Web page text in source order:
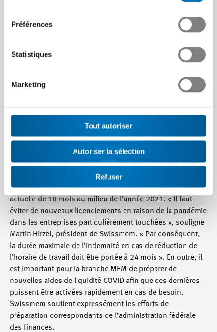
Préférences
Statistiques
Marketing
Tout autoriser
Autoriser la sélection
Refuser
d’une capacité de test suffisante et des certificats de
international. Ce n’est qu’ainsi que les techniciens, le
nouveau. Ceci est une approche décisive car l’industrie
chômage partiel à 24 mois
Compte tenu de la faible demande de biens d’équipement
global déjà à un bas niveau avant même la pandémie,
certaines entreprises MEM ont été obligées d’avoir recours
au chômage partiel dès le début d’année 2020. Ces
dernières atteindront la durée d’indemnisation maximale
actuelle de 18 mois au milieu de l’année 2021. « Il faut
éviter de nouveaux licenciements en raison de la pandémie
dans les entreprises particulièrement touchées », souligne
Martin Hirzel, président de Swissmem. « Par conséquent,
la durée maximale de l’indemnité en cas de réduction de
l’horaire de travail doit être portée à 24 mois ». En outre, il
est important pour la branche MEM de préparer de
nouvelles aides de liquidité COVID afin que ces dernières
puissent être activées rapidement en cas de besoin.
Swissmem soutient expressément les efforts de
préparation correspondants de l’administration fédérale
des finances.